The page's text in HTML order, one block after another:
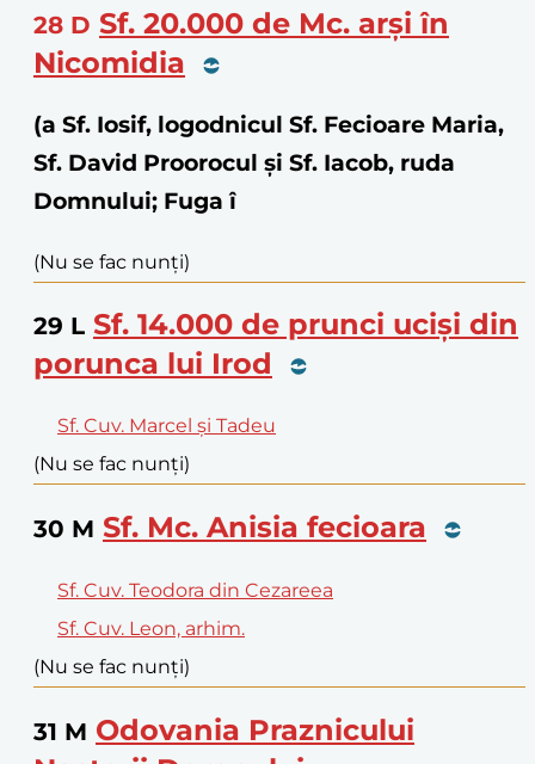
28 D Sf. 20.000 de Mc. arși în
Nicomidia
(a Sf. Iosif, logodnicul Sf. Fecioare Maria,
Sf. David Proorocul și Sf. Iacob, ruda
Domnului; Fuga î
(Nu se fac nunți)
29 L Sf. 14.000 de prunci uciși din
porunca lui Irod
Sf. Cuv. Marcel și Tadeu
(Nu se fac nunți)
30 M Sf. Mc. Anisia fecioara
Sf. Cuv. Teodora din Cezareea
Sf. Cuv. Leon, arhim.
(Nu se fac nunți)
31 M Odovania Praznicului